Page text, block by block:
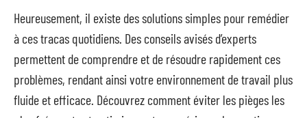
Heureusement, il existe des solutions simples pour remédier
à ces tracas quotidiens. Des conseils avisés d’experts
permettent de comprendre et de résoudre rapidement ces
problèmes, rendant ainsi votre environnement de travail plus
fluide et efficace. Découvrez comment éviter les pièges les